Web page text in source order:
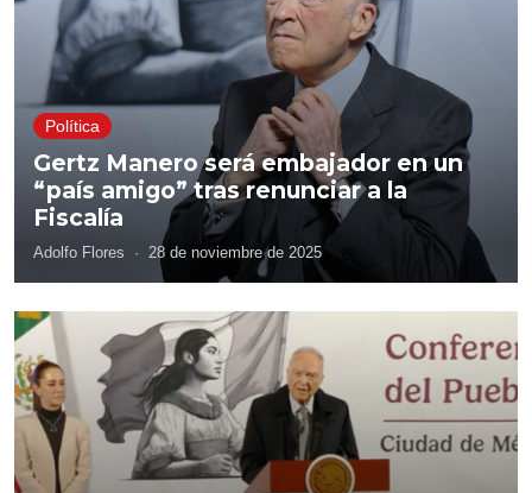
Política
Gertz Manero será embajador en un
“país amigo” tras renunciar a la
Fiscalía
Adolfo Flores · 28 de noviembre de 2025